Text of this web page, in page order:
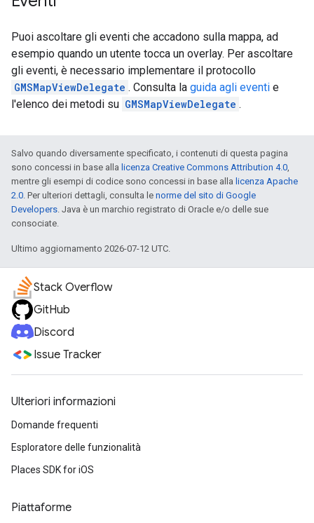
Puoi ascoltare gli eventi che accadono sulla mappa, ad
esempio quando un utente tocca un overlay. Per ascoltare
gli eventi, è necessario implementare il protocollo
GMSMapViewDelegate . Consulta la guida agli eventi e
l'elenco dei metodi su GMSMapViewDelegate .
Salvo quando diversamente specificato, i contenuti di questa pagina
sono concessi in base alla licenza Creative Commons Attribution 4.0,
mentre gli esempi di codice sono concessi in base alla licenza Apache
2.0. Per ulteriori dettagli, consulta le norme del sito di Google
Developers. Java è un marchio registrato di Oracle e/o delle sue
consociate.
Ultimo aggiornamento 2026-07-12 UTC.
Stack Overflow
GitHub
Discord
Issue Tracker
Ulteriori informazioni
Domande frequenti
Esploratore delle funzionalità
Places SDK for iOS
Piattaforme